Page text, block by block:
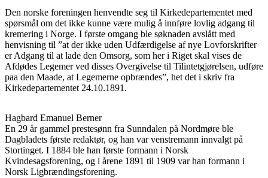
Den norske foreningen henvendte seg til Kirkedepartementet med
spørsmål om det ikke kunne være mulig å innføre lovlig adgang til
kremering i Norge. I første omgang ble søknaden avslått med
henvisning til ”at der ikke uden Udfærdigelse af nye Lovforskrifter
er Adgang til at lade den Omsorg, som her i Riget skal vises de
Afdødes Legemer ved disses Overgivelse til Tilintetgjørelsen, udføre
paa den Maade, at Legemerne opbrændes”, het det i skriv fra
Kirkedepartementet 24.10.1891.
Hagbard Emanuel Berner
En 29 år gammel prestesønn fra Sunndalen på Nordmøre ble
Dagbladets første redaktør, og han var venstremann innvalgt på
Stortinget. I 1884 ble han første formann i Norsk
Kvindesagsforening, og i årene 1891 til 1909 var han formann i
Norsk Ligbrændingsforening.